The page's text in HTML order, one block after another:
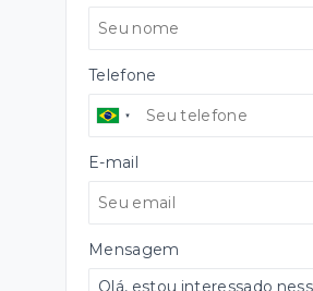
Telefone
E-mail
Mensagem